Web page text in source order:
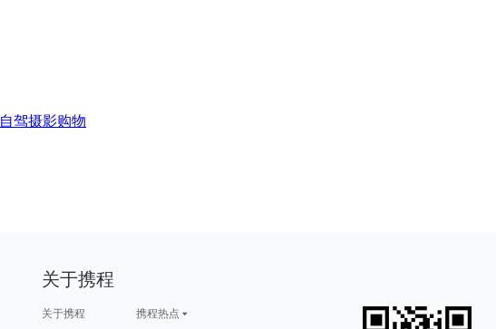
自驾摄影购物
关于携程
关于携程
携程热点